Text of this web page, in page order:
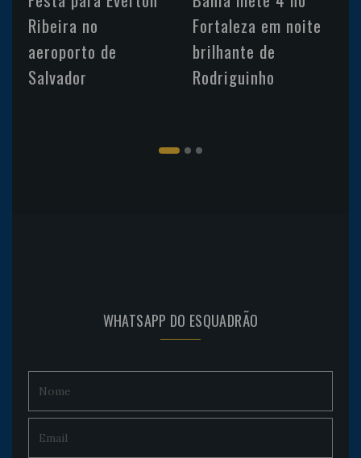
Ribeira no
aeroporto de
Salvador
Fortaleza em noite
brilhante de
Rodriguinho
WHATSAPP DO ESQUADRÃO